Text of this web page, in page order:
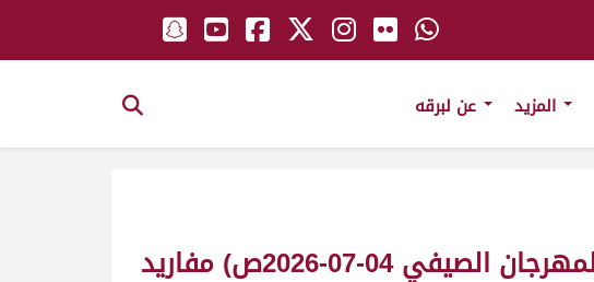
ش12 مرهب لـ جابر سالم سعيد الجربوعي المري (التمهيدي الأول المهرجان الصيفي 04-07-2026ص) مفاريد